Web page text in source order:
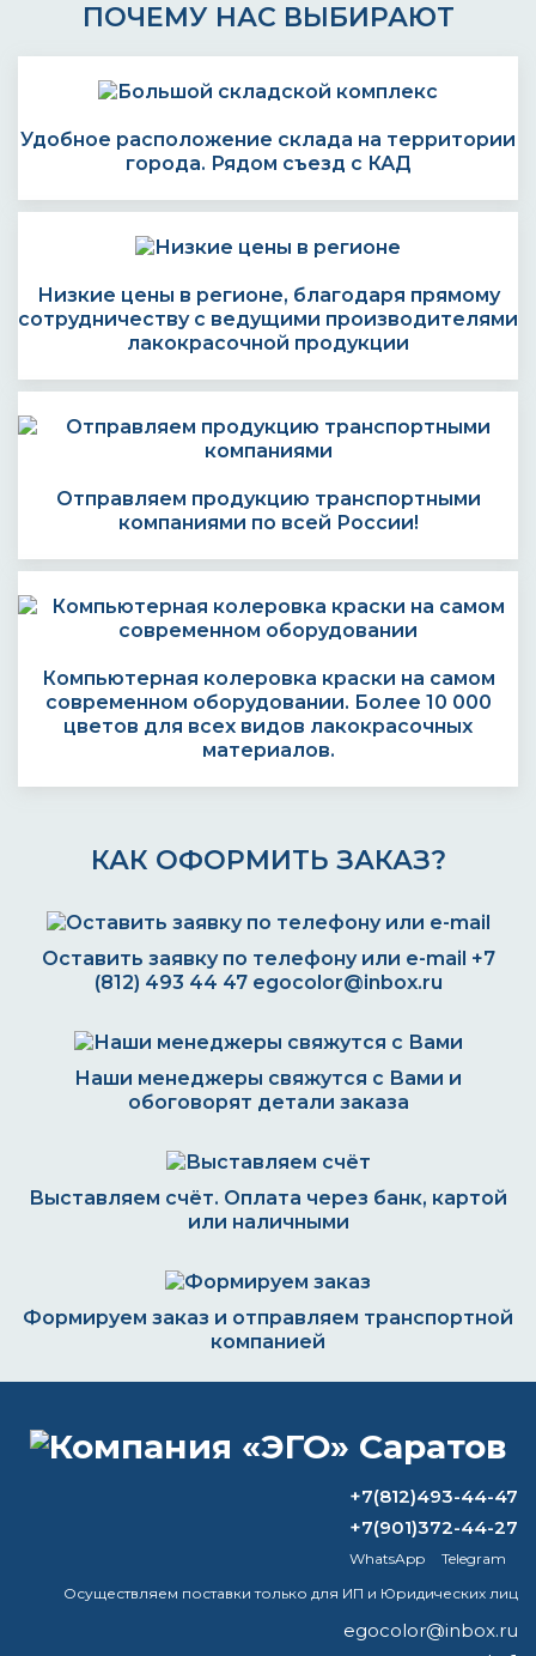
ПОЧЕМУ НАС ВЫБИРАЮТ
Удобное расположение склада на территории
города. Рядом съезд с КАД
Низкие цены в регионе, благодаря прямому
сотрудничеству с ведущими производителями
лакокрасочной продукции
Отправляем продукцию транспортными
компаниями по всей России!
Компьютерная колеровка краски на самом
современном оборудовании. Более 10 000
цветов для всех видов лакокрасочных
материалов.
КАК ОФОРМИТЬ ЗАКАЗ?
Оставить заявку по телефону или e-mail +7
(812) 493 44 47 egocolor@inbox.ru
Наши менеджеры свяжутся с Вами и
обоговорят детали заказа
Выставляем счёт. Оплата через банк, картой
или наличными
Формируем заказ и отправляем транспортной
компанией
Можно ли открывать окна после
+7(812)493-44-47
+7(901)372-44-27
WhatsApp
Telegram
Осуществляем поставки только для ИП и Юридических лиц
egocolor@inbox.ru